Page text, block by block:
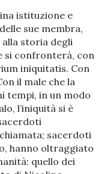
istituzione e
sue membra,
storia degli
si confronterà, con
iniquitatis. Con
il male che la
tempi, in un modo
l’iniquità si è
sacerdoti
hanno oltraggiato
quello dei